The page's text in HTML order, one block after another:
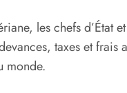
les chefs d’État
taxes et
monde.